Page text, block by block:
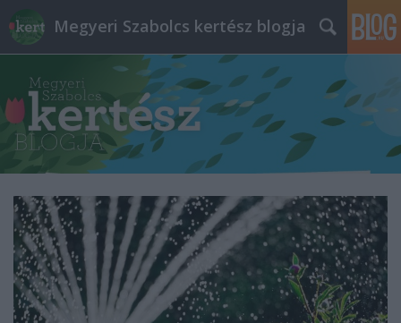
Megyeri Szabolcs kertész blogja